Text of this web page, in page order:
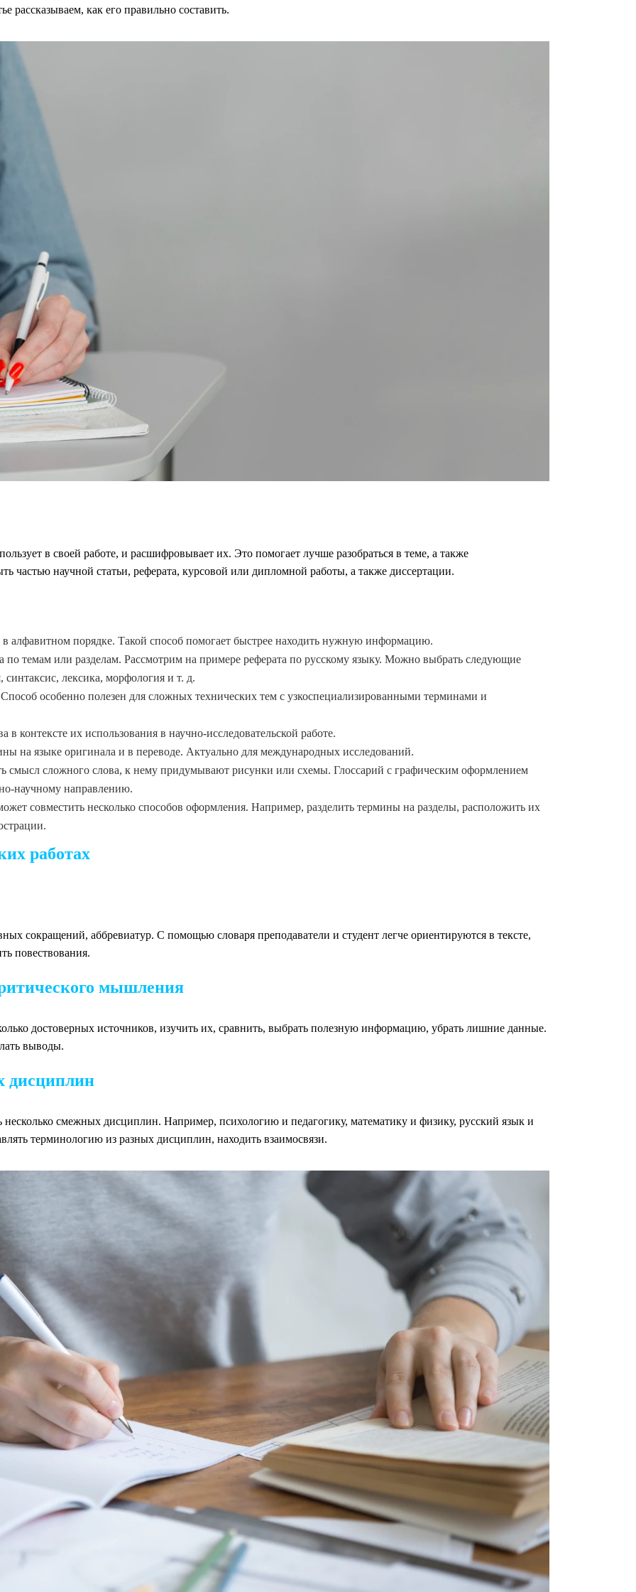
рассказываем, как его правильно составить.
в своей работе, и расшифровывает их. Это помогает лучше разобраться в теме, а также
частью научной статьи, реферата, курсовой или дипломной работы, а также диссертации.
алфавитном порядке. Такой способ помогает быстрее находить нужную информацию.
по темам или разделам. Рассмотрим на примере реферата по русскому языку. Можно выбрать следующие
лексика, морфология и т. д.
особенно полезен для сложных технических тем с узкоспециализированными терминами и
в контексте их использования в научно-исследовательской работе.
на языке оригинала и в переводе. Актуально для международных исследований.
сложного слова, к нему придумывают рисунки или схемы. Глоссарий с графическим оформлением
научному направлению.
совместить несколько способов оформления. Например, разделить термины на разделы, расположить их
работах
сокращений, аббревиатур. С помощью словаря преподаватели и студент легче ориентируются в тексте,
повествования.
мышления
достоверных источников, изучить их, сравнить, выбрать полезную информацию, убрать лишние данные.
выводы.
дисциплин
несколько смежных дисциплин. Например, психологию и педагогику, математику и физику, русский язык и
терминологию из разных дисциплин, находить взаимосвязи.
Крутить